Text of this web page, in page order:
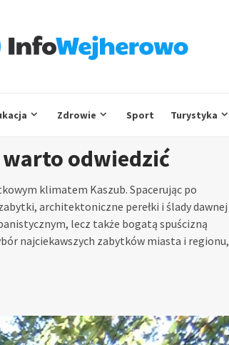
Zdrowie Sport Turystyka
odwiedzić
klimatem Kaszub. Spacerując po
architektoniczne perełki i ślady dawnej
lecz także bogatą spuścizną
najciekawszych zabytków miasta i regionu,